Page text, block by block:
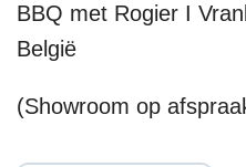
BBQ met Rogier I
België
(Showroom op